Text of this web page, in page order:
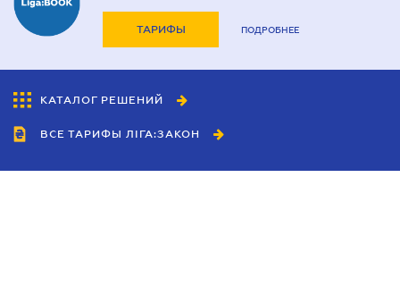
ТАРИФЫ ПОДРОБНЕЕ
КАТАЛОГ РЕШЕНИЙ
ВСЕ ТАРИФЫ ЛІГА:ЗАКОН